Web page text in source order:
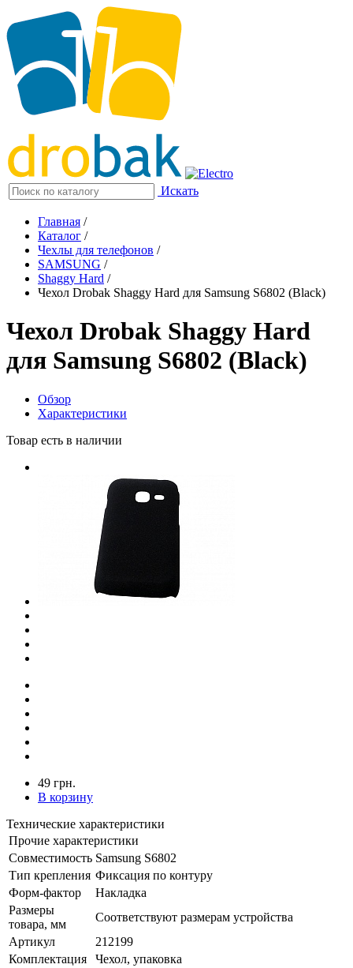
Искать
Главная /
Каталог /
Чехлы для телефонов /
SAMSUNG /
Shaggy Hard /
Чехол Drobak Shaggy Hard для Samsung S6802 (Black)
Чехол Drobak Shaggy Hard
для Samsung S6802 (Black)
Обзор
Характеристики
Товар есть в наличии
49 грн.
В корзину
Технические характеристики
Прочие характеристики
Совместимость Samsung S6802
Тип крепления Фиксация по контуру
Форм-фактор
Накладка
Размеры
товара, мм
Соответствуют размерам устройства
Артикул
212199
Комплектация
Чехол, упаковка